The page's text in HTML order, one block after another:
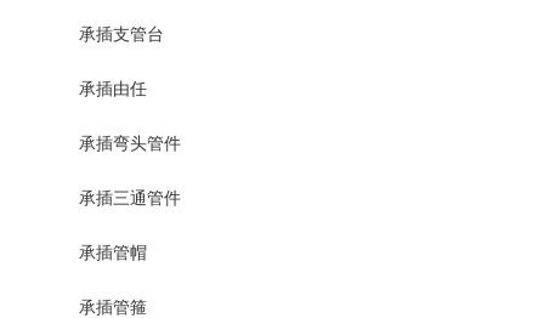
承插支管台
承插由任
承插弯头管件
承插三通管件
承插管帽
承插管箍